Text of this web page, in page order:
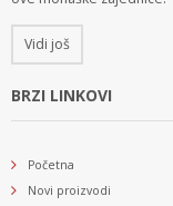
Vidi još
BRZI LINKOVI
Početna
Novi proizvodi